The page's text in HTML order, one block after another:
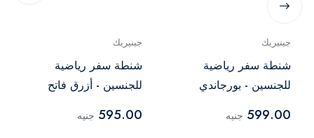
جينيريك
شنطة سفر رياضية
للجنسين - بورجاندي
599.00 جنيه
جينيريك
شنطة سفر رياضية
للجنسين - أزرق فاتح
595.00 جنيه